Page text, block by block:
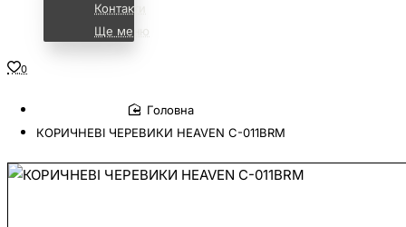
Контакти
Ще меню
0
home
КОРИЧНЕВІ ЧЕРЕВИКИ HEAVEN C-011BRM